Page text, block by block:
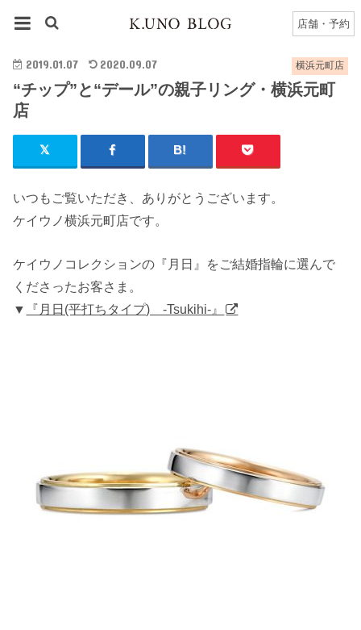
店舗・予約
“チップ”と“デール”の親子リング・横浜元町店
横浜元町店
2019.01.07 2020.09.07
“チップ”と“デール”の親子リング・横浜元町
店
いつもご覧いただき、ありがとうございます。
ケイウノ横浜元町店です。
ケイウノコレクションの『月日』をご結婚指輪に選んで
くださったお客さま。
▼
『月日(平打ちタイプ) -Tsukihi-』